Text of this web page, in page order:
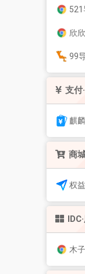
521
欣
99
支付
麒
商
权
木